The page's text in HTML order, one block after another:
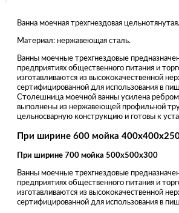
Ванна моечная трехгнездовая цельнотянутая.
Материал: нержавеющая сталь.
Ванны моечные трехгнездовые
предприятиях общественного питания и
изготавливаются из высококачественной
сертифицированной для использования в
Столешница моечной ванны усилена
выполнены из нержавеющей профильной
цельносварную конструкцию и готовы к
При ширине 600 мойка
При ширине 700 мойка 500х500х300
Ванны моечные трехгнездовые
предприятиях общественного питания и
изготавливаются из высококачественной
сертифицированной для использования в